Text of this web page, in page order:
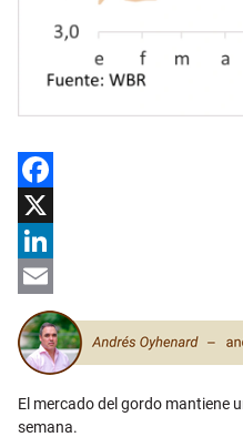
Facebook
X
LinkedIn
Email
El mercado del gordo mantiene
semana.